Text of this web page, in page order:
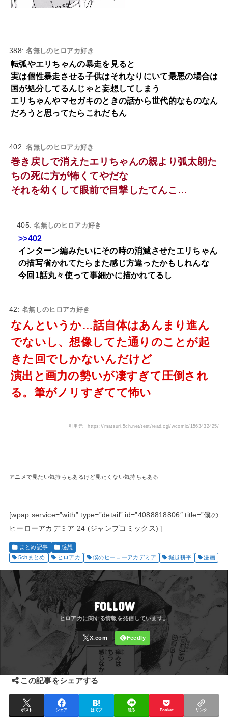
388:名無しのヒロアカ好き
転弧やエリちゃんの暴走を見ると
実は個性暴走させる子供はそれなりにいて最悪の場合は
国が処分してるんじゃと妄想してしまう
エリちゃんやマセガキのときの話から世代的なものなん
だろうと思ってたらこれだもん
402:名無しのヒロアカ好き
巻き戻しで消えたエリちゃんの親より弧太朗た
ちの死に方が怖くてやだな
それを幼くして眼前で目撃したてんこ…
405:名無しのヒロアカ好き
>>402
インターン編みたいにその時の消滅させたエリちゃん
の描写省かれてたらまた感じ方違ったかもしれんな
今回1話丸々使って事細かに描かれてるし
42:名無しのヒロアカ好き
なんというか…話自体はあんまり進ん
でないし、想像してた通りのことが起
きた回でしかないんだけど
演出と画力の勢いが凄すぎて圧倒され
る。筆がノリすぎてて怖い
引用元：https://matsuri.5ch.net/test/read.cgi/wcomic/1563432425/
アニメで見たい気持ちもあるけど見たくない気持ちもある
[wpap service=”with” type=”detail” id=”4088818806″ title=”僕の
ヒーローアカデミア 24 (ジャンプコミックス)”]
まとめ記事
感想
5chまとめ
ヒロアカ 僕のヒーローアカデミア 堀越耕平 漫画
FOLLOW
この記事をシェアする
ポスト シェア はてブ 送る Pocket リンク